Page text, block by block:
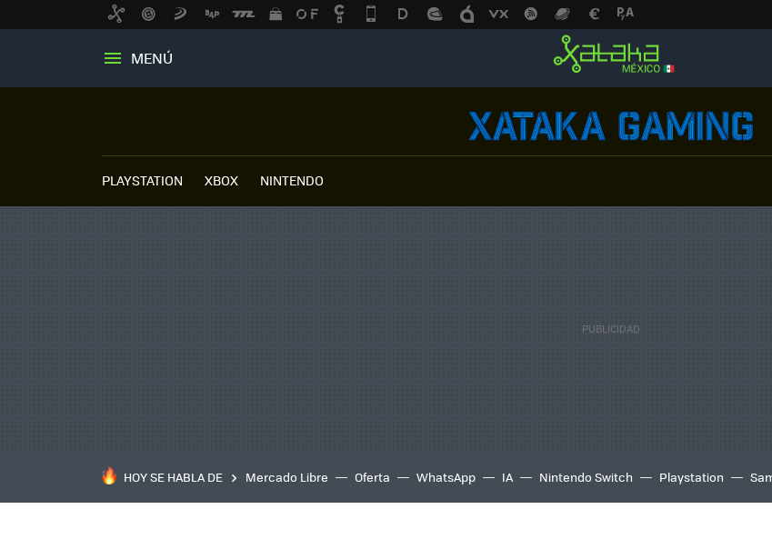
MENÚ
PLAYSTATION XBOX NINTENDO
HOY SE HABLA DE Mercado Libre Oferta WhatsApp IA Nintendo Switch Playstation